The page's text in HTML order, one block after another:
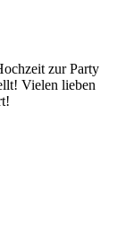
zur Party
Vielen lieben